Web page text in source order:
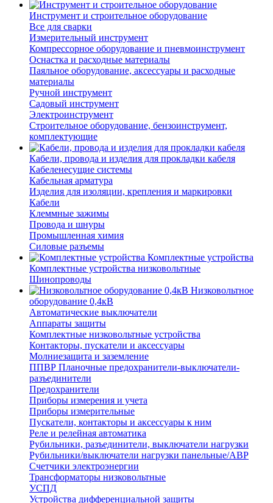
Инструмент и строительное оборудование
Все для сварки
Измерительный инструмент
Компрессорное оборудование и пневмоинструмент
Оснастка и расходные материалы
Паяльное оборудование, аксессуары и расходные
материалы
Ручной инструмент
Садовый инструмент
Электроинструмент
Строительное оборудование, бензоинструмент,
комплектующие
Кабели, провода и изделия для прокладки кабеля
Кабеленесущие системы
Кабельная арматура
Изделия для изоляции, крепления и маркировки
Кабели
Клеммные зажимы
Провода и шнуры
Промышленная химия
Силовые разъемы
Комплектные устройства
Комплектные устройства низковольтные
Шинопроводы
Низковольтное
оборудование 0,4кВ
Автоматические выключатели
Аппараты защиты
Комплектные низковольтные устройства
Контакторы, пускатели и аксессуары
Молниезащита и заземление
ППВР Планочные предохранители-выключатели-
разъединители
Предохранители
Приборы измерения и учета
Приборы измерительные
Пускатели, контакторы и аксессуары к ним
Реле и релейная автоматика
Рубильники, разъединители, выключатели нагрузки
Рубильники/выключатели нагрузки панельные/АВР
Счетчики электроэнергии
Трансформаторы низковольтные
УСПД
Устройства дифференциальной защиты